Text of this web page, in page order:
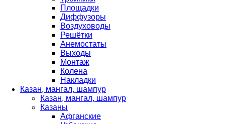
Площадки
Диффузоры
Воздуховоды
Решётки
Анемостаты
Выходы
Монтаж
Колена
Накладки
Казан, мангал, шампур
Казан, мангал, шампур
Казаны
Афганские